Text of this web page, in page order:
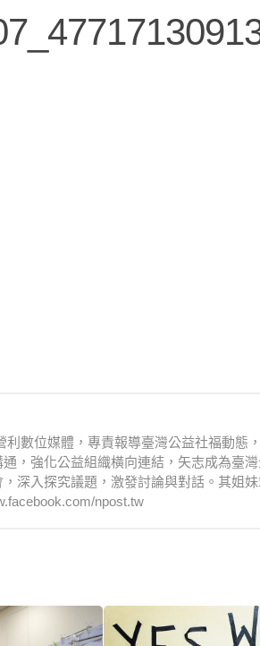
數位媒體，專責報導臺灣公益社福動態
，強化公益組織橫向連結，矢志成為臺
深入探究議題，激發討論與對話。其姐
npost.tw